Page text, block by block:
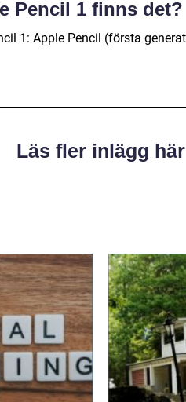
Pencil 1 finns det?
1: Apple Pencil (första
Läs fler inlägg här